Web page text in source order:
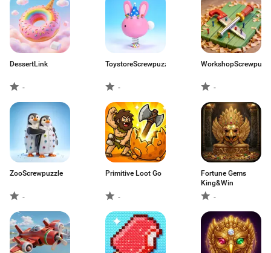
DessertLink
-
ToystoreScrewpuzzle
- -
ZooScrewpuzzle
-
Primitive Loot Go
-
Fortune Gems
King&Win
-